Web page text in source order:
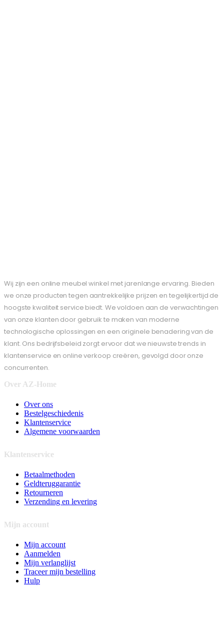
Wij zijn een online meubel winkel met jarenlange ervaring. Bieden
we onze producten tegen aantrekkelijke prijzen en tegelijkertijd de
hoogste kwaliteit service biedt. We voldoen aan de verwachtingen
van onze klanten door gebruik te maken van moderne
technologische oplossingen en een originele benadering van de
klant. Ons bedrijfsbeleid zorgt ervoor dat we nieuwste trends in
klantenservice en online verkoop creëren, gevolgd door onze
concurrenten.
Over AZ-Home
Over ons
Bestelgeschiedenis
Klantenservice
Algemene voorwaarden
Klantenservice
Betaalmethoden
Geldteruggarantie
Retourneren
Verzending en levering
Mijn account
Mijn account
Aanmelden
Mijn verlanglijst
Traceer mijn bestelling
Hulp